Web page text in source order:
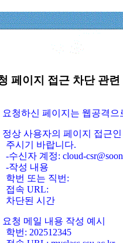
페이지 접근 차단 관
요청하신 페이지는 웹공격
정상 사용자의 페이지 접근
주시기 바랍니다.
-수신자 계정: cloud-
-작성 내용
학번 또는 직번:
접속 URL:
차단된 시간
요청 메일 내용 작성 예시
학번: 202512345